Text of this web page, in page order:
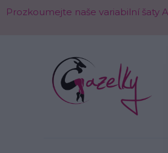
Prozkoumejte naše variabilní šaty